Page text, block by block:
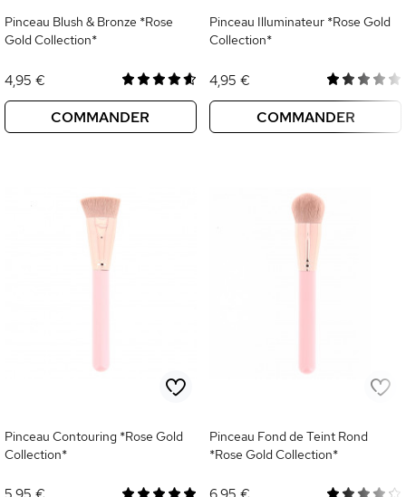
Pinceau Blush & Bronze *Rose
Gold Collection*
4,95 €
COMMANDER
Pinceau Illuminateur *Rose Gold
Collection*
4,95 €
COMMANDER
Pinceau Contouring *Rose Gold
Collection*
Pinceau Fond de Teint Rond
*Rose Gold Collection*